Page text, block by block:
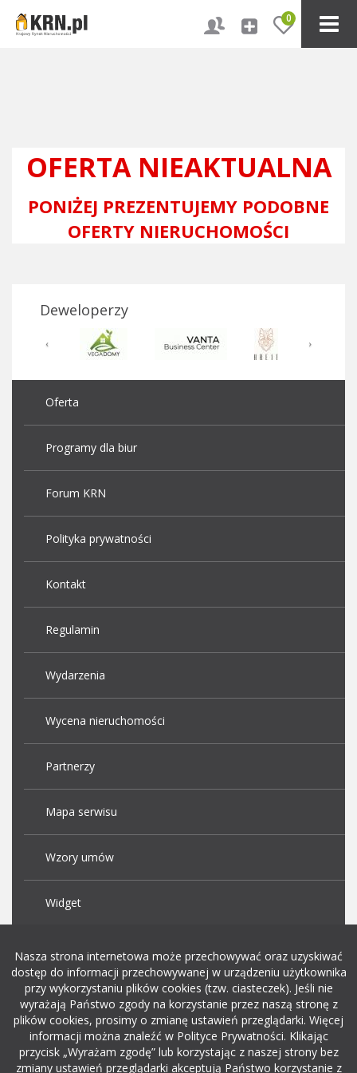
0
OFERTA NIEAKTUALNA
PONIŻEJ PREZENTUJEMY PODOBNE
OFERTY NIERUCHOMOŚCI
Deweloperzy
Oferta
Programy dla biur
Forum KRN
Polityka prywatności
Kontakt
Regulamin
Wydarzenia
Wycena nieruchomości
Partnerzy
Mapa serwisu
Wzory umów
Widget
Dodaj ogłoszenie o pracę
rekrutacja w it
Nasza strona internetowa może przechowywać oraz uzyskiwać
dostęp do informacji przechowywanej w urządzeniu użytkownika
przy wykorzystaniu plików cookies (tzw. ciasteczek). Jeśli nie
wyrażają Państwo zgody na korzystanie przez naszą stronę z
plików cookies, prosimy o zmianę ustawień przeglądarki. Więcej
informacji można znaleźć w Polityce Prywatności. Klikając
przycisk „Wyrażam zgodę” lub korzystając z naszej strony bez
zmiany ustawień przeglądarki akceptują Państwo korzystanie z